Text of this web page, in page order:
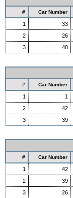
# Car Number
1 33
2
26
3
48
# Car Number
1 1
2
42
3
39
# Car Number
1 42
2
39
3
26